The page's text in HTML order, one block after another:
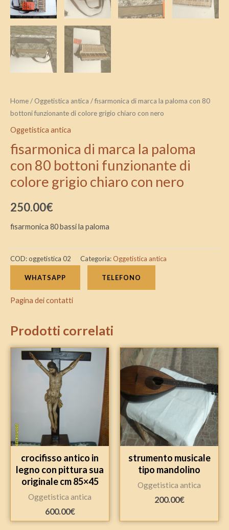
Home/ Oggetistica antica / fisarmonica di marca la paloma con 80
bottoni funzionante di colore grigio chiaro con nero
Oggetistica antica
fisarmonica di marca la paloma
con 80 bottoni funzionante di
colore grigio chiaro con nero
250.00€
fisarmonica 80 bassi la paloma
nero
quantità
COD:oggetistica 02 Categoria: Oggetistica antica
WHATSAPP TELEFONO
Pagina dei contatti
Prodotti correlati
crocifisso antico in
legno con pittura sua
originale cm 85×45
Oggetistica antica
600.00€
strumento musicale
tipo mandolino
Oggetistica antica
200.00€